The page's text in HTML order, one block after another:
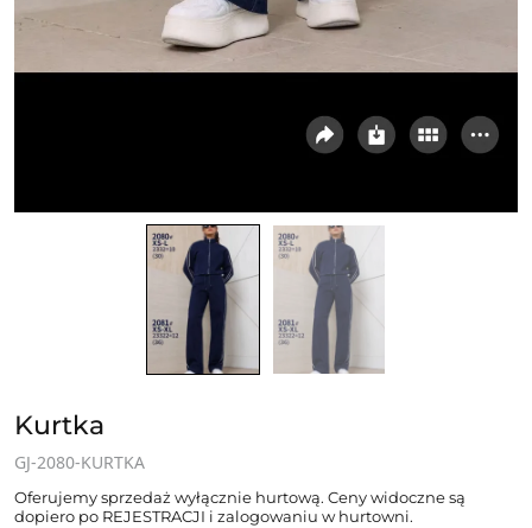
Kurtka
GJ-2080-KURTKA
Oferujemy sprzedaż wyłącznie hurtową. Ceny widoczne są
dopiero po REJESTRACJI i zalogowaniu w hurtowni.